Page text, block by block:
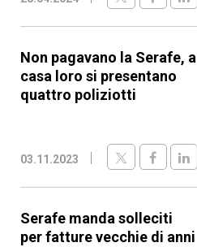
Non pagavano la Serafe, a
casa loro si presentano
quattro poliziotti
03.11.2023
Serafe manda solleciti
per fatture vecchie di anni